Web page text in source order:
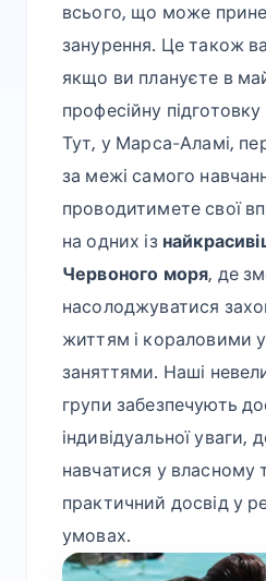
всього, що може
занурення. Це також
якщо ви плануєте в
професійну підготовку
Тут, у Марса-Аламі,
за межі самого
проводитимете свої
на одних із
Червоного моря, де
насолоджуватися
життям і кораловими
заняттями. Наші
групи забезпечують
індивідуальної
навчатися у власному
практичний досвід у
умовах.